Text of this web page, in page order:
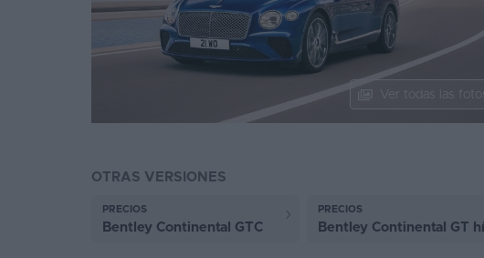
OTRAS VERSIONES
PRECIOS
Bentley Continental GTC
PRECIOS
Bentley Continental GT